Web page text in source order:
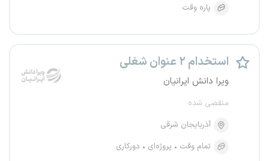
پاره وقت
استخدام ۲ عنوان شغلی
ویرا دانش ایرانیان
منقضی شده
آذربایجان شرقی
تمام وقت
پروژه‌ای دورکاری